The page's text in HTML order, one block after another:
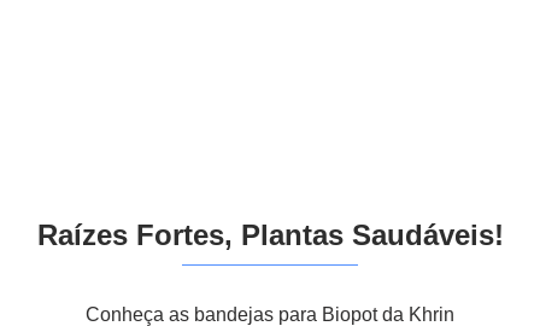
Raízes Fortes, Plantas Saudáveis!
Conheça as bandejas para Biopot da Khrin